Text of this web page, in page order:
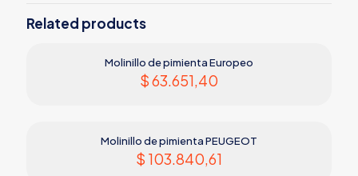
Related products
Molinillo de pimienta Europeo
$63.651,40
Molinillo de pimienta PEUGEOT
$ 103.840,61